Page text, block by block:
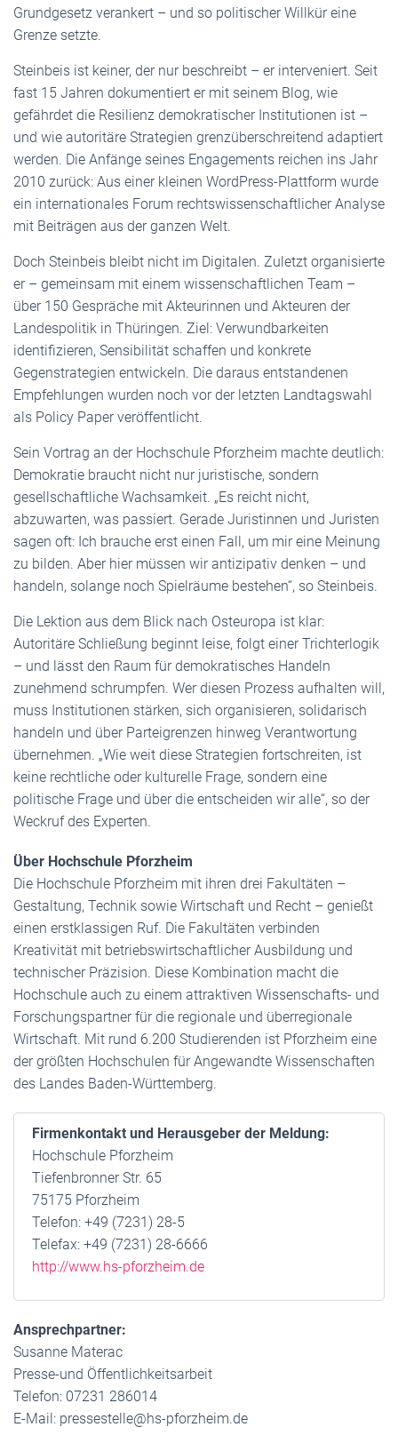
Grundgesetz verankert – und so politischer Willkür eine
Grenze setzte.
Steinbeis ist keiner, der nur beschreibt – er interveniert. Seit
fast 15 Jahren dokumentiert er mit seinem Blog, wie
gefährdet die Resilienz demokratischer Institutionen ist –
und wie autoritäre Strategien grenzüberschreitend adaptiert
werden. Die Anfänge seines Engagements reichen ins Jahr
2010 zurück: Aus einer kleinen WordPress-Plattform wurde
ein internationales Forum rechtswissenschaftlicher Analyse
mit Beiträgen aus der ganzen Welt.
Doch Steinbeis bleibt nicht im Digitalen. Zuletzt organisierte
er – gemeinsam mit einem wissenschaftlichen Team –
über 150 Gespräche mit Akteurinnen und Akteuren der
Landespolitik in Thüringen. Ziel: Verwundbarkeiten
identifizieren, Sensibilität schaffen und konkrete
Gegenstrategien entwickeln. Die daraus entstandenen
Empfehlungen wurden noch vor der letzten Landtagswahl
als Policy Paper veröffentlicht.
Sein Vortrag an der Hochschule Pforzheim machte deutlich:
Demokratie braucht nicht nur juristische, sondern
gesellschaftliche Wachsamkeit. „Es reicht nicht,
abzuwarten, was passiert. Gerade Juristinnen und Juristen
sagen oft: Ich brauche erst einen Fall, um mir eine Meinung
zu bilden. Aber hier müssen wir antizipativ denken – und
handeln, solange noch Spielräume bestehen“, so Steinbeis.
Die Lektion aus dem Blick nach Osteuropa ist klar:
Autoritäre Schließung beginnt leise, folgt einer Trichterlogik
– und lässt den Raum für demokratisches Handeln
zunehmend schrumpfen. Wer diesen Prozess aufhalten will,
muss Institutionen stärken, sich organisieren, solidarisch
handeln und über Parteigrenzen hinweg Verantwortung
übernehmen. „Wie weit diese Strategien fortschreiten, ist
keine rechtliche oder kulturelle Frage, sondern eine
politische Frage und über die entscheiden wir alle“, so der
Weckruf des Experten.
Über Hochschule Pforzheim
Die Hochschule Pforzheim mit ihren drei Fakultäten –
Gestaltung, Technik sowie Wirtschaft und Recht – genießt
einen erstklassigen Ruf. Die Fakultäten verbinden
Kreativität mit betriebswirtschaftlicher Ausbildung und
technischer Präzision. Diese Kombination macht die
Hochschule auch zu einem attraktiven Wissenschafts- und
Forschungspartner für die regionale und überregionale
Wirtschaft. Mit rund 6.200 Studierenden ist Pforzheim eine
der größten Hochschulen für Angewandte Wissenschaften
des Landes Baden-Württemberg.
Firmenkontakt und Herausgeber der Meldung:
Hochschule Pforzheim
Tiefenbronner Str. 65
75175 Pforzheim
Telefon: +49 (7231) 28-5
Telefax: +49 (7231) 28-6666
http://www.hs-pforzheim.de
Ansprechpartner:
Susanne Materac
Presse-und Öffentlichkeitsarbeit
Telefon: 07231 286014
E-Mail: pressestelle@hs-pforzheim.de